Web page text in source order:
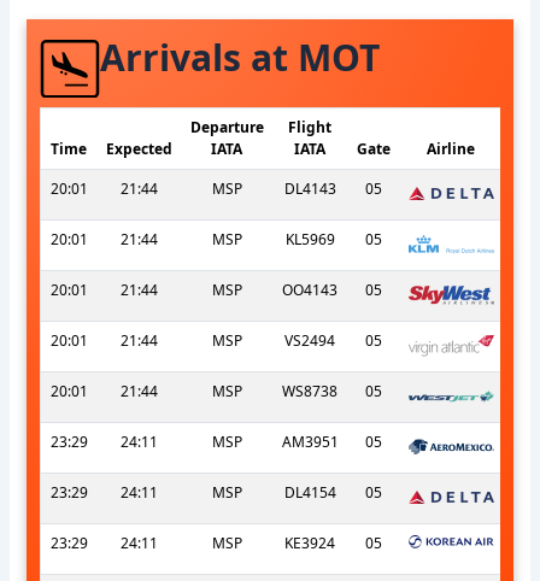
Arrivals at MOT
Time Expected
Departure
IATA
Flight
IATA
Gate
Airline
20:01
21:44 MSP DL4143 05
20:01 21:44 MSP KL5969 05
20:01 21:44 MSP OO4143 05
20:01 21:44 MSP VS2494 05
20:01 21:44 MSP WS8738 05
23:29 24:11 MSP AM3951 05
23:29 24:11 MSP DL4154 05
23:29 24:11 MSP KE3924 05